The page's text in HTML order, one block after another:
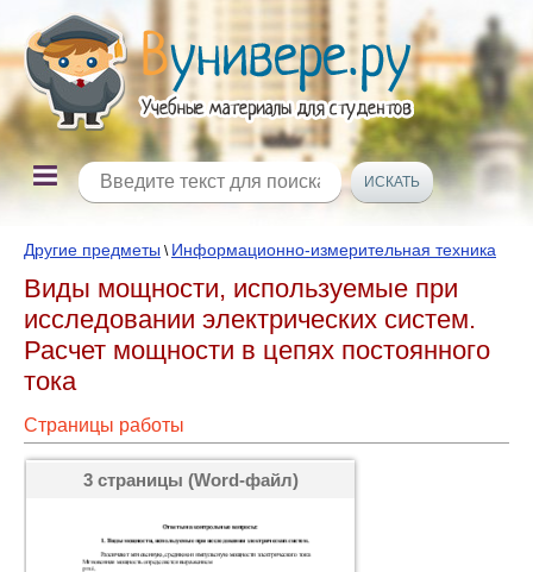
Другие предметы \ Информационно-измерительная техника
Виды мощности, используемые при
исследовании электрических систем.
Расчет мощности в цепях постоянного
тока
Страницы работы
3 страницы (Word-файл)